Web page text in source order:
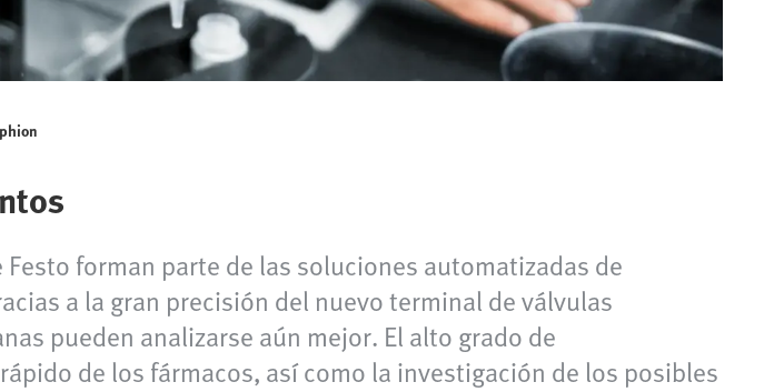
forman parte de las soluciones automatizadas de
a la gran precisión del nuevo terminal de válvulas
pueden analizarse aún mejor. El alto grado de
de los fármacos, así como la investigación de los posibles